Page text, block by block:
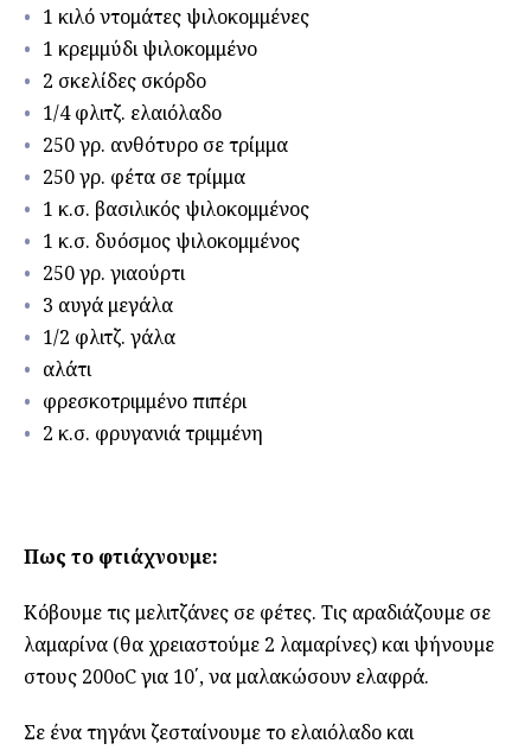
1 κιλό ντομάτες ψιλοκομμένες
1 κρεμμύδι ψιλοκομμένο
2 σκελίδες σκόρδο
1/4 φλιτζ. ελαιόλαδο
250 γρ. ανθότυρο σε τρίμμα
250 γρ. φέτα σε τρίμμα
1 κ.σ. βασιλικός ψιλοκομμένος
1 κ.σ. δυόσμος ψιλοκομμένος
250 γρ. γιαούρτι
3 αυγά μεγάλα
1/2 φλιτζ. γάλα
αλάτι
φρεσκοτριμμένο πιπέρι
2 κ.σ. φρυγανιά τριμμένη
Πως το φτιάχνουμε:
Κόβουμε τις μελιτζάνες σε φέτες. Τις αραδιάζουμε σε
λαμαρίνα (θα χρειαστούμε 2 λαμαρίνες) και ψήνουμε
στους 200οC για 10΄, να μαλακώσουν ελαφρά.
Σε ένα τηγάνι ζεσταίνουμε το ελαιόλαδο και